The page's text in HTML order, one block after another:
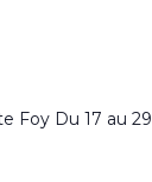
Foy Du 17 au 29